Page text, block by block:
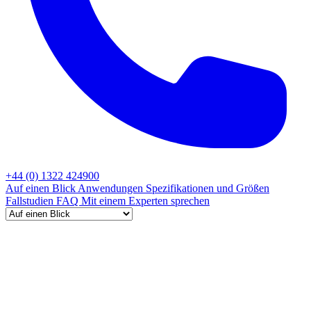
+44 (0) 1322 424900
Auf einen Blick Anwendungen Spezifikationen und Größen
Fallstudien FAQ Mit einem Experten sprechen